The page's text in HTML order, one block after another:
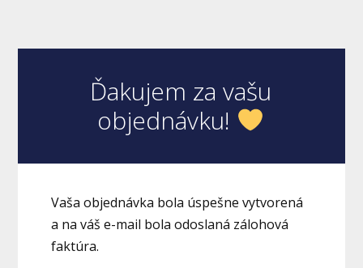
Ďakujem za vašu
objednávku!
Vaša objednávka bola úspešne vytvorená
a na váš e-mail bola odoslaná zálohová
faktúra.